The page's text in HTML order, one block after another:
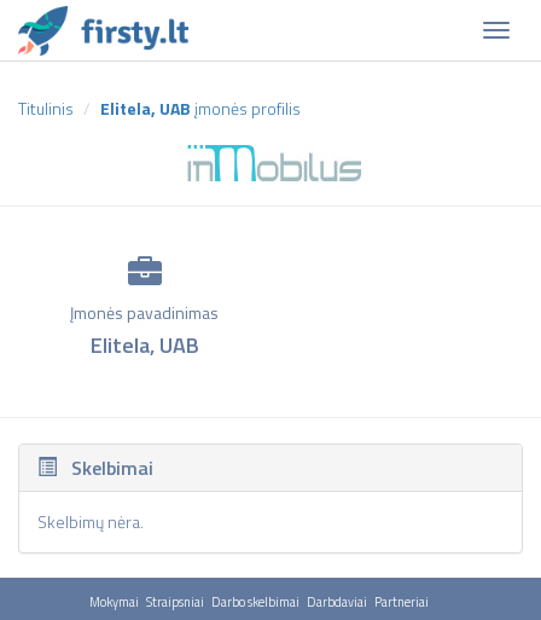
Titulinis Elitela, UAB įmonės profilis
Įmonės pavadinimas
Elitela, UAB
Skelbimai
Skelbimų nėra.
Mokymai Straipsniai Darbo skelbimai Darbdaviai Partneriai